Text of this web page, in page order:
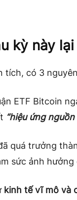
kỳ này
tích, có 3
ETF Bitcoin
“hiệu ứng nguồn
quá trưởng
sức ảnh hưởng
kinh tế vĩ mô và